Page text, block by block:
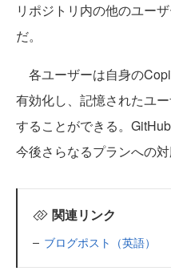
リポジトリ内の他のユー
だ。
各ユーザーは自身の
有効化し、記憶されたユ
することができる。
今後さらなるプランへの対
関連リンク
ブログポスト（英語）